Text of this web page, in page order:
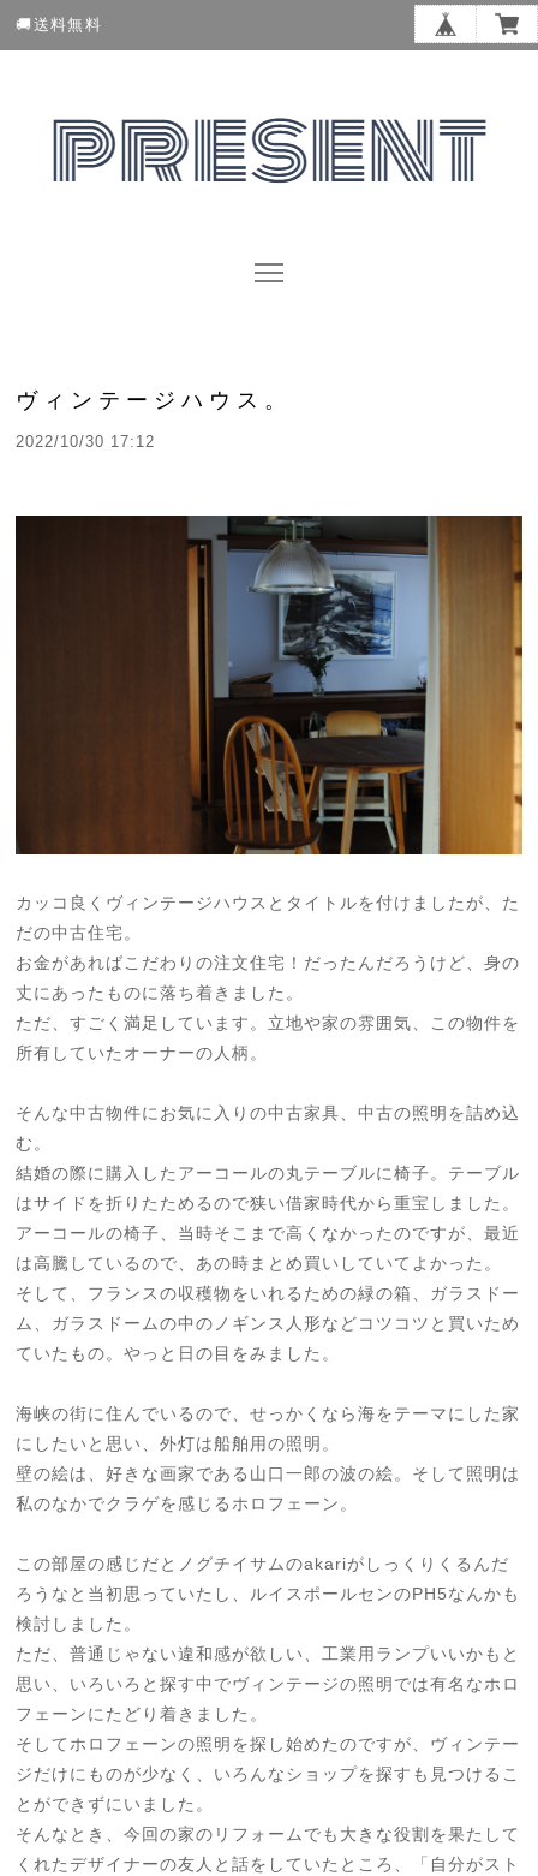
🚚送料無料
ヴィンテージハウス。
2022/10/30 17:12
カッコ良くヴィンテージハウスとタイトルを付けましたが、た
だの中古住宅。
お金があればこだわりの注文住宅！だったんだろうけど、身の
丈にあったものに落ち着きました。
ただ、すごく満足しています。立地や家の雰囲気、この物件を
所有していたオーナーの人柄。
そんな中古物件にお気に入りの中古家具、中古の照明を詰め込
む。
結婚の際に購入したアーコールの丸テーブルに椅子。テーブル
はサイドを折りたためるので狭い借家時代から重宝しました。
アーコールの椅子、当時そこまで高くなかったのですが、最近
は高騰しているので、あの時まとめ買いしていてよかった。
そして、フランスの収穫物をいれるための緑の箱、ガラスドー
ム、ガラスドームの中のノギンス人形などコツコツと買いため
ていたもの。やっと日の目をみました。
海峡の街に住んでいるので、せっかくなら海をテーマにした家
にしたいと思い、外灯は船舶用の照明。
壁の絵は、好きな画家である山口一郎の波の絵。そして照明は
私のなかでクラゲを感じるホロフェーン。
この部屋の感じだとノグチイサムのakariがしっくりくるんだ
ろうなと当初思っていたし、ルイスポールセンのPH5なんかも
検討しました。
ただ、普通じゃない違和感が欲しい、工業用ランプいいかもと
思い、いろいろと探す中でヴィンテージの照明では有名なホロ
フェーンにたどり着きました。
そしてホロフェーンの照明を探し始めたのですが、ヴィンテー
ジだけにものが少なく、いろんなショップを探すも見つけるこ
とができずにいました。
そんなとき、今回の家のリフォームでも大きな役割を果たして
くれたデザイナーの友人と話をしていたところ、「自分がスト